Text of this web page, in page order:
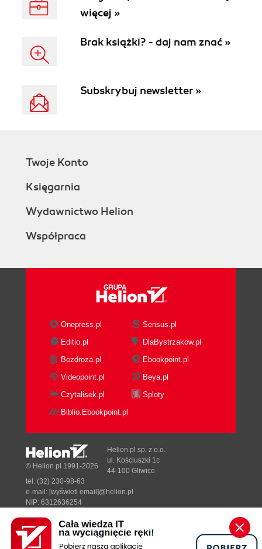
więcej »
Brak książki? - daj nam znać »
Subskrybuj newsletter »
Twoje Konto
Księgarnia
Wydawnictwo Helion
Współpraca
Onepress.pl
Sensus.pl
Editio.pl
DlaBystrzakow.pl
Bezdroza.pl
Ebookpoint.pl
Videopoint.pl
Beya.pl
Czytalisek.pl
Sploty
Biblio.Ebookpoint.pl
Designed with ♥ byTonik.pl
© Helion.pl 1991-2026
Helion.pl sp. z o.o.
ul. Kościuszki 1c
44-100 Gliwice
tel. (32) 230-98-63
e-mail: [wyświetl email]@helion.pl
NIP: 6312636254